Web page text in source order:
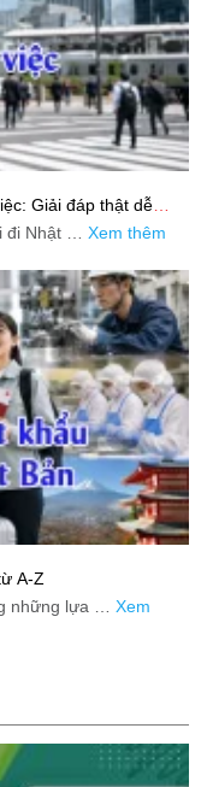
Giải đáp thật dễ
đi Nhật … Xem thêm
A-Z
những lựa … Xem